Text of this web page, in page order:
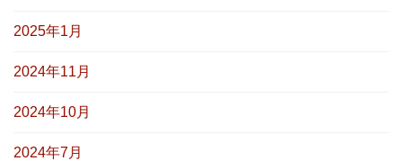
2025年1月
2024年11月
2024年10月
2024年7月